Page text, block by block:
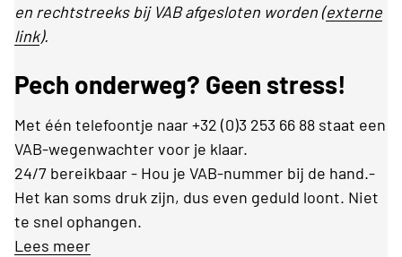
en rechtstreeks bij VAB afgesloten worden (externe
link).
Pech onderweg? Geen stress!
Met één telefoontje naar +32 (0)3 253 66 88 staat een
VAB-wegenwachter voor je klaar.
24/7 bereikbaar - Hou je VAB-nummer bij de hand.-
Het kan soms druk zijn, dus even geduld loont. Niet
te snel ophangen.
Lees meer